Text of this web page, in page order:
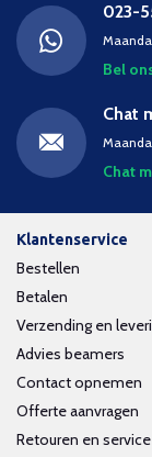
023-
Bel
Chat
Chat
Klantenservice
Bestellen
Betalen
Verzending en
Advies beamers
Contact opnemen
Offerte aanvragen
Retouren en service